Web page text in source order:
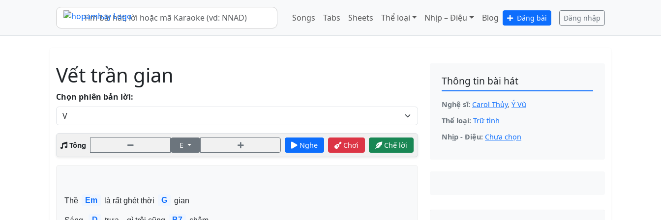
Songs Tabs Sheets Thể loại Nhịp – Điệu Blog Đăng bài Đăng nhập
Vết trần gian
Chọn phiên bản lời:
Tông E Nghe Chơi Chế lời
Thề Em là rất ghét thời G gian
Thông tin bài hát
Nghệ sĩ: Carol Thủy, Ý Vũ
Thể loại: Trữ tình
Nhịp - Điệu: Chưa chọn